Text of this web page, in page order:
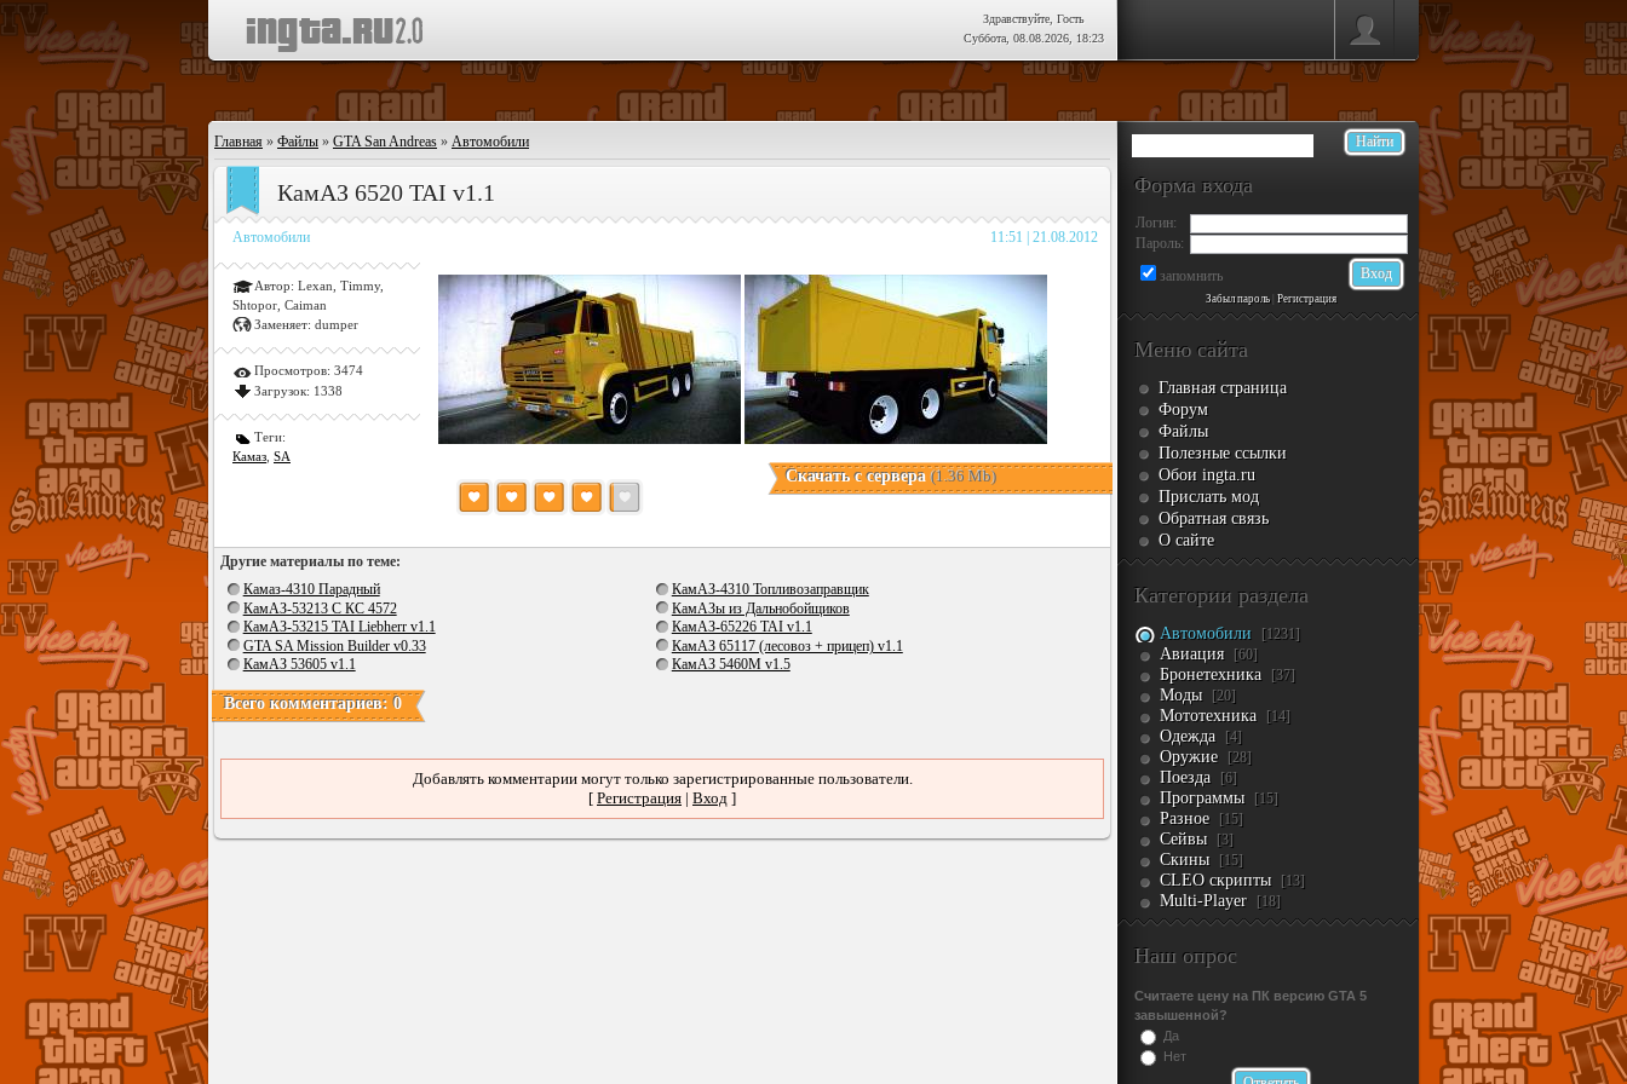
Здравствуйте, Гость
Суббота, 08.08.2026, 18:23
Главная » Файлы » GTA San Andreas » Автомобили
КамАЗ 6520 TAI v1.1
Автомобили 11:51 | 21.08.2012
Автор: Lexan, Timmy,
Shtopor, Caiman
Заменяет: dumper
Просмотров: 3474
Загрузок: 1338
Теги:
Камаз SA
Скачать с сервера(1.36 Mb)
Другие материалы по теме:
Камаз-4310 Парадный
КамАЗ-4310 Топливозаправщик
КамАЗ-53213 С КС 4572
КамАЗы из Дальнобойщиков
КамАЗ-53215 TAI Liebherr v1.1
КамАЗ-65226 TAI v1.1
GTA SA Mission Builder v0.33
КамАЗ 65117 (лесовоз + прицеп) v1.1
КамАЗ 53605 v1.1
КамАЗ 5460M v1.5
Всего комментариев: 0
Добавлять комментарии могут только зарегистрированные пользователи.
[ Регистрация | Вход ]
Форма входа
Логин:
Пароль:
запомнить
Забыл пароль| Регистрация
Меню сайта
Главная страница
Форум
Файлы
Полезные ссылки
Обои ingta.ru
Прислать мод
Обратная связь
О сайте
Категории раздела
Автомобили [1231]
Авиация [60]
Бронетехника [37]
Моды [20]
Мототехника [14]
Одежда [4]
Оружие [28]
Поезда [6]
Программы [15]
Разное [15]
Сейвы [3]
Скины [15]
CLEO скрипты [13]
Multi-Player [18]
Наш опрос
Считаете цену на ПК версию GTA 5
завышенной?
Да
Нет